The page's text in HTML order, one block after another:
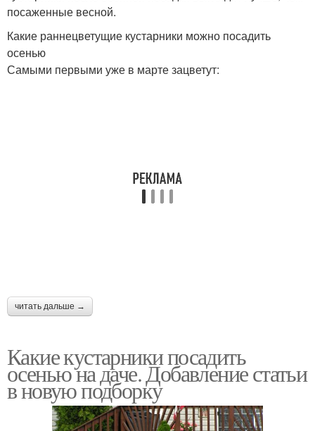
посаженные весной.
Какие раннецветущие кустарники можно посадить
осенью
Самыми первыми уже в марте зацветут:
читать дальше →
Какие кустарники посадить
осенью на даче. Добавление статьи
в новую подборку